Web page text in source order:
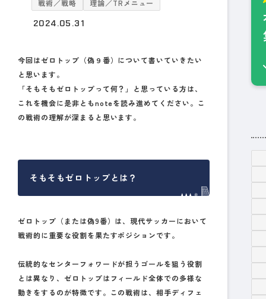
戦術／戦略 理論／TRメニュー
2024.05.31
今回はゼロトップ（偽９番）について書いていきたい
と思います。
「そもそもゼロトップって何？」と思っている方は、
これを機会に是非ともnoteを読み進めてください。こ
の戦術の理解が深まると思います。
そもそもゼロトップとは？
ゼロトップ（または偽9番）は、現代サッカーにおいて
戦術的に重要な役割を果たすポジションです。
伝統的なセンターフォワードが担うゴールを狙う役割
とは異なり、ゼロトップはフィールド全体での多様な
動きをするのが特徴です。この戦術は、相手ディフェ